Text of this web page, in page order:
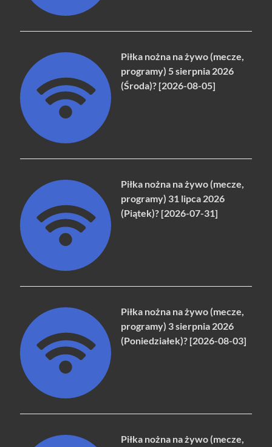
Piłka nożna na żywo (mecze,
programy) 5 sierpnia 2026
(Środa)? [2026-08-05]
Piłka nożna na żywo (mecze,
programy) 31 lipca 2026
(Piątek)? [2026-07-31]
Piłka nożna na żywo (mecze,
programy) 3 sierpnia 2026
(Poniedziałek)? [2026-08-03]
Piłka nożna na żywo (mecze,